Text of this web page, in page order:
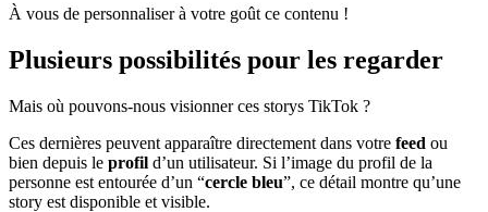
À vous de personnaliser à votre goût ce contenu !
Plusieurs possibilités pour les regarder
Mais où pouvons-nous visionner ces storys TikTok ?
Ces dernières peuvent apparaître directement dans votre feed ou
bien depuis le profil d’un utilisateur. Si l’image du profil de la
personne est entourée d’un “cercle bleu”, ce détail montre qu’une
story est disponible et visible.